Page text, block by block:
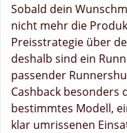
Sobald dein
nicht mehr die
Preisstrategie über
deshalb sind ein
passender
Cashback besonders
bestimmtes Modell,
klar umrissenen